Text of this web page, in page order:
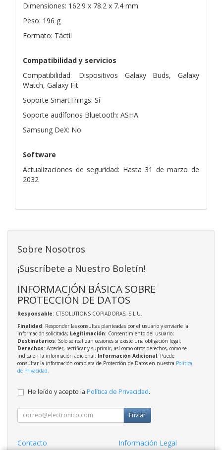
Dimensiones: 162.9 x 78.2 x 7.4 mm
Peso: 196 g
Formato: Táctil
Compatibilidad y servicios
Compatibilidad: Dispositivos Galaxy Buds, Galaxy
Watch, Galaxy Fit
Soporte SmartThings: Sí
Soporte audífonos Bluetooth: ASHA
Samsung DeX: No
Software
Actualizaciones de seguridad: Hasta 31 de marzo de
2032
Sobre Nosotros
¡Suscríbete a Nuestro Boletín!
INFORMACIÓN BÁSICA SOBRE
PROTECCIÓN DE DATOS
Responsable: CTSOLUTIONS COPIADORAS, S.L.U.
Finalidad: Responder las consultas planteadas por el usuario y enviarle la
información solicitada; Legitimación: Consentimiento del usuario;
Destinatarios: Solo se realizan cesiones si existe una obligación legal;
Derechos: Acceder, rectificar y suprimir, así como otros derechos, como se
indica en la información adicional; Información Adicional: Puede
consultar la información completa de Protección de Datos en nuestra Política
de Privacidad
He leído y acepto la Política de Privacidad.
Enviar
Contacto
Información Legal